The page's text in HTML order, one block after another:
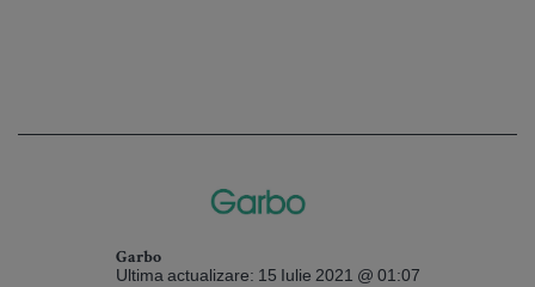
Garbo
Ultima actualizare: 15 Iulie 2021 @ 01:07